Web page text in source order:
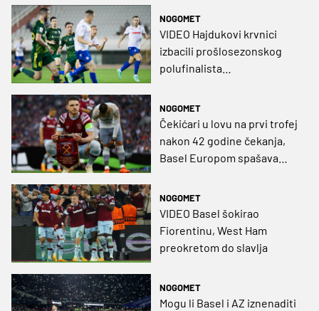
NOGOMET
VIDEO Hajdukovi krvnici
izbacili prošlosezonskog
polufinalista
NOGOMET
Čekićari u lovu na prvi trofej
nakon 42 godine čekanja,
Basel Europom spašava
NOGOMET
VIDEO Basel šokirao
Fiorentinu, West Ham
preokretom do slavlja
NOGOMET
Mogu li Basel i AZ iznenaditi